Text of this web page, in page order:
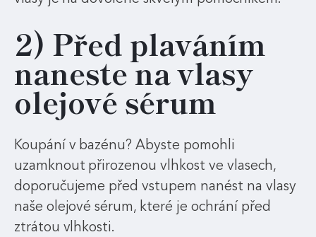
2) Před plaváním
naneste na vlasy
olejové sérum
Koupání v bazénu? Abyste pomohli
uzamknout přirozenou vlhkost ve vlasech,
doporučujeme před vstupem nanést na vlasy
naše olejové sérum, které je ochrání před
ztrátou vlhkosti.